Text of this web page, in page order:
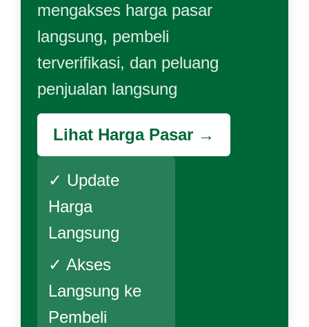
mengakses harga pasar
langsung, pembeli
terverifikasi, dan peluang
penjualan langsung
Lihat Harga Pasar →
✓ Update
Harga
Langsung
✓ Akses
Langsung ke
Pembeli